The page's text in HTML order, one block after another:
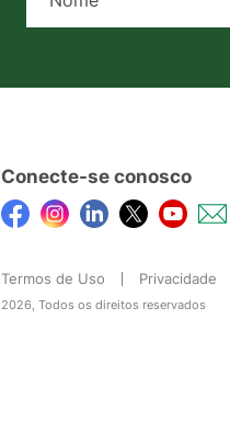
Conecte-se conosco
Termos de Uso Privacidade
2026, Todos os direitos reservados